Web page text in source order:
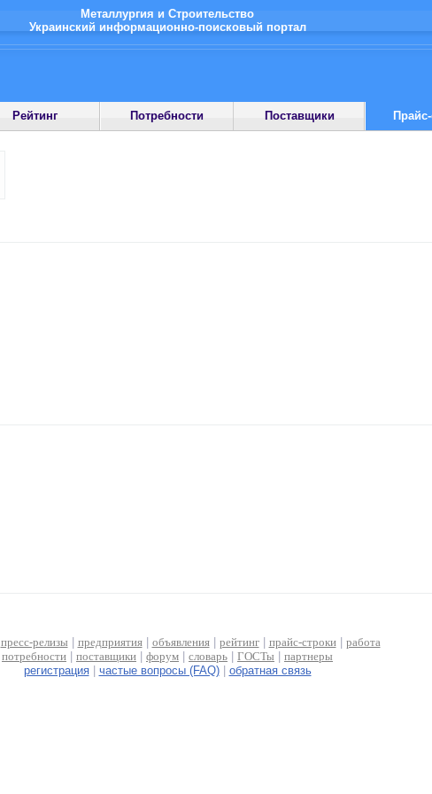
Металлургия и Строительство
Украинский информационно-поисковый портал
Рейтинг Потребности Поставщики
пресс-релизы предприятия| объявления| рейтинг| прайс-строки| работа
потребности
поставщики форум словарь ГОСТы
партнеры
регистрация| частые вопросы (FAQ)| обратная связь